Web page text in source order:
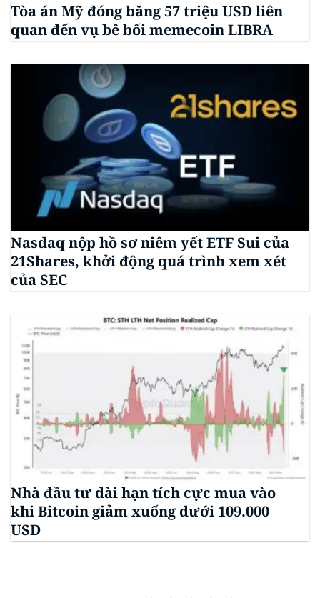
Tòa án Mỹ đóng băng 57 triệu USD liên
quan đến vụ bê bối memecoin LIBRA
Nasdaq nộp hồ sơ niêm yết ETF Sui của
21Shares, khởi động quá trình xem xét
của SEC
Nhà đầu tư dài hạn tích cực mua vào
khi Bitcoin giảm xuống dưới 109.000
USD